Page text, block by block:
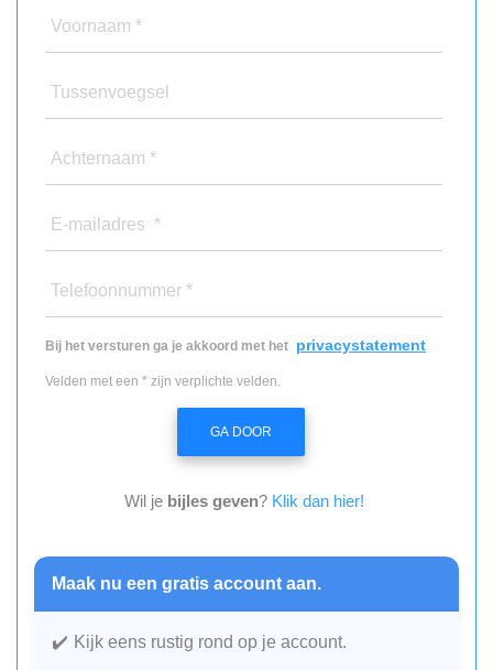
Voornaam *
Tussenvoegsel
Achternaam *
E-mailadres *
Telefoonnummer *
Bij het versturen ga je akkoord met het privacystatement
Velden met een * zijn verplichte velden.
GA DOOR
Wil je bijles geven? Klik dan hier!
Maak nu een gratis account aan.
Kijk eens rustig rond op je account.